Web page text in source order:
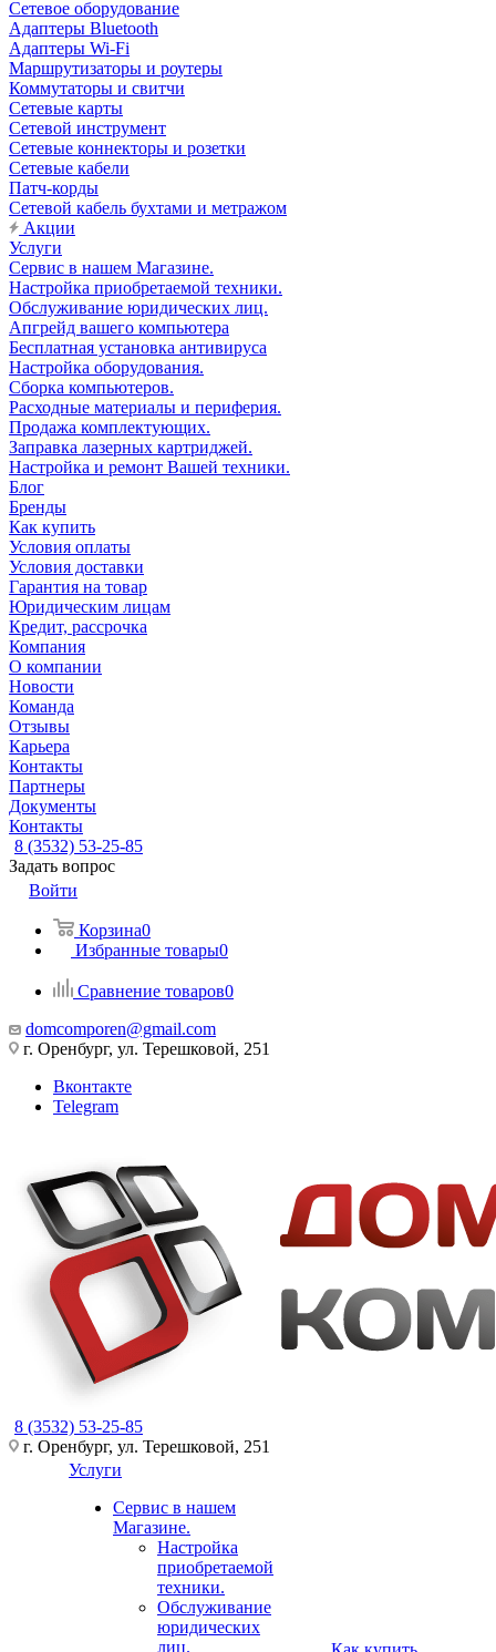
Сетевое оборудование
Адаптеры Bluetooth
Адаптеры Wi-Fi
Маршрутизаторы и роутеры
Коммутаторы и свитчи
Сетевые карты
Сетевой инструмент
Сетевые коннекторы и розетки
Сетевые кабели
Патч-корды
Сетевой кабель бухтами и метражом
Акции
Услуги
Сервис в нашем Магазине.
Настройка приобретаемой техники.
Обслуживание юридических лиц.
Апгрейд вашего компьютера
Бесплатная установка антивируса
Настройка оборудования.
Сборка компьютеров.
Расходные материалы и периферия.
Продажа комплектующих.
Заправка лазерных картриджей.
Настройка и ремонт Вашей техники.
Блог
Бренды
Как купить
Условия оплаты
Условия доставки
Гарантия на товар
Юридическим лицам
Кредит, рассрочка
Компания
О компании
Новости
Команда
Отзывы
Карьера
Контакты
Партнеры
Документы
Контакты
8 (3532) 53-25-85
Задать вопрос
Войти
Корзина0
Избранные товары0
Сравнение товаров0
domcomporen@gmail.com
г. Оренбург, ул. Терешковой, 251
Вконтакте
Telegram
8 (3532) 53-25-85
г. Оренбург, ул. Терешковой, 251
Услуги
Сервис в нашем
Магазине.
Настройка
приобретаемой
техники.
Обслуживание
юридических
лиц.